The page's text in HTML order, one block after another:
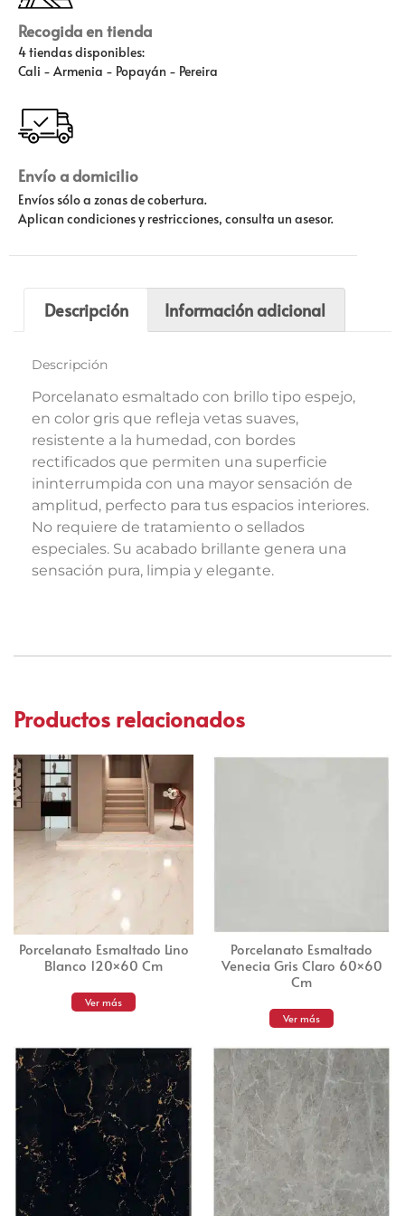
Recogida en tienda
4 tiendas disponibles:
Cali - Armenia - Popayán - Pereira
Envío a domicilio
Envíos sólo a zonas de cobertura.
Aplican condiciones y restricciones, consulta un asesor.
Descripción Información adicional
Descripción
Porcelanato esmaltado con brillo tipo espejo,
en color gris que refleja vetas suaves,
resistente a la humedad, con bordes
rectificados que permiten una superficie
ininterrumpida con una mayor sensación de
amplitud, perfecto para tus espacios interiores.
No requiere de tratamiento o sellados
especiales. Su acabado brillante genera una
sensación pura, limpia y elegante.
Productos relacionados
Porcelanato Esmaltado Lino
Blanco 120×60 Cm
Ver más
Porcelanato Esmaltado
Venecia Gris Claro 60×60
Cm
Ver más